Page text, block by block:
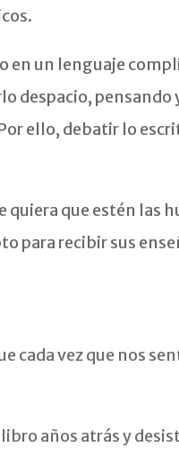
en un lenguaje
despacio,
ello, debatir lo
quiera que estén las
para recibir sus
cada vez que nos
años atrás y